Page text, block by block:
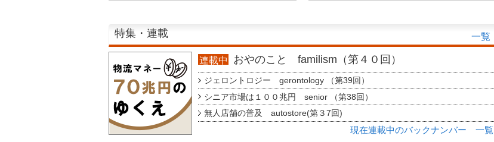
特集・連載 一覧
連載中 おやのこと familism（第４０回）
ジェロントロジー gerontology （第39回）
シニア市場は１００兆円 senior （第38回）
無人店舗の普及 autostore(第３7回)
現在連載中のバックナンバー 一覧